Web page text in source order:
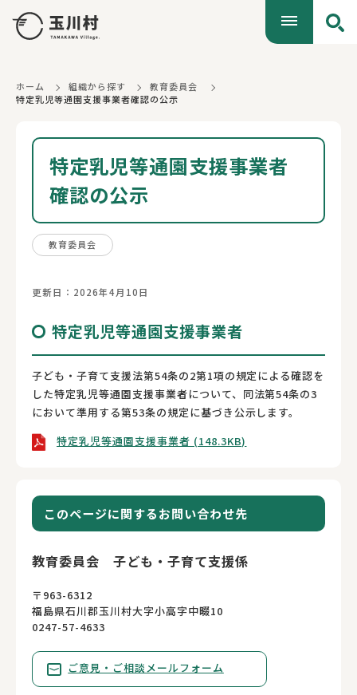
ホーム 組織から探す
教育委員会
特定乳児等通園支援事業者確認の公示
特定乳児等通園支援事業者
確認の公示
教育委員会
更新日：2026年4月10日
特定乳児等通園支援事業者
子ども・子育て支援法第54条の2第1項の規定による確認を
した特定乳児等通園支援事業者について、同法第54条の3
において準用する第53条の規定に基づき公示します。
特定乳児等通園支援事業者 (148.3KB)
このページに関するお問い合わせ先
教育委員会 子ども・子育て支援係
〒963-6312
福島県石川郡玉川村大字小高字中畷10
0247-57-4633
ご意見・ご相談メールフォーム